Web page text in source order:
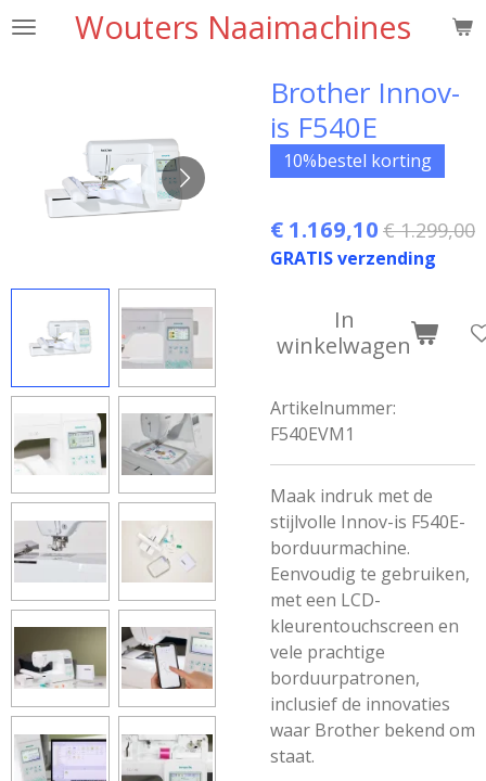
Ga
Wouters Naaimachines
Brother Innov-
is F540E
10%bestel korting
€ 1.169,10 € 1.299,00
GRATIS verzending
In
winkelwagen
Artikelnummer:
F540EVM1
Maak indruk met de
stijlvolle Innov-is F540E-
borduurmachine.
Eenvoudig te gebruiken,
met een LCD-
kleurentouchscreen en
vele prachtige
borduurpatronen,
inclusief de innovaties
waar Brother bekend om
staat.